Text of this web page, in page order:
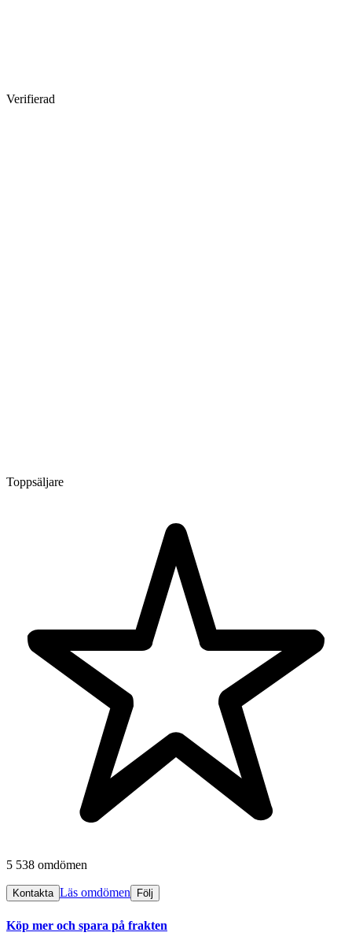
Verifierad
Toppsäljare
5 538 omdömen
Kontakta Läs omdömen Följ
Köp mer och spara på frakten